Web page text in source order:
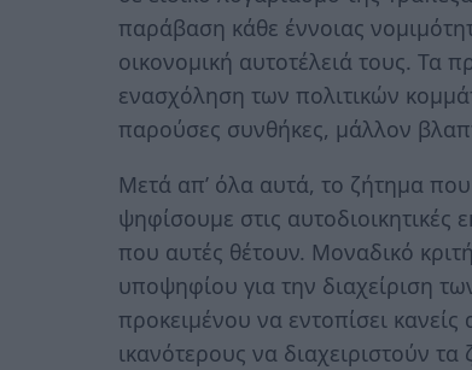
παράβαση κάθε έννοιας
οικονομική αυτοτέλειά τους. Τα
ενασχόληση των πολιτικών
παρούσες συνθήκες, μάλλον
Μετά απ’ όλα αυτά, το ζήτημα που
ψηφίσουμε στις αυτοδιοικητικές
που αυτές θέτουν. Μοναδικό
υποψηφίου για την διαχείριση
προκειμένου να εντοπίσει
ικανότερους να διαχειριστούν